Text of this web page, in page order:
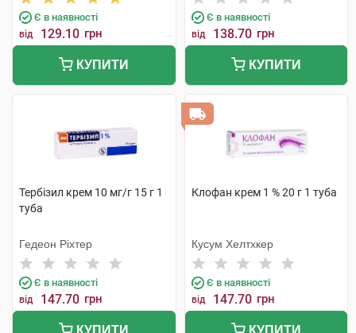
Є в наявності
від 129.10 грн
КУПИТИ
Є в наявності
від 138.70 грн
КУПИТИ
Тербізил крем 10 мг/г 15 г 1
туба
Гедеон Ріхтер
Є в наявності
від 147.70 грн
КУПИТИ
Клофан крем 1 % 20 г 1 туба
Кусум Хелтхкер
Є в наявності
від 147.70 грн
КУПИТИ